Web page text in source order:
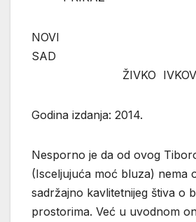
NOVI
ŽIVKO
Godina izdanja: 2014.
Nesporno je da od ovog
(Isceljujuća moć bluza) nema
sadržajno kavlitetnijeg štiva o
prostorima. Već u uvodnom